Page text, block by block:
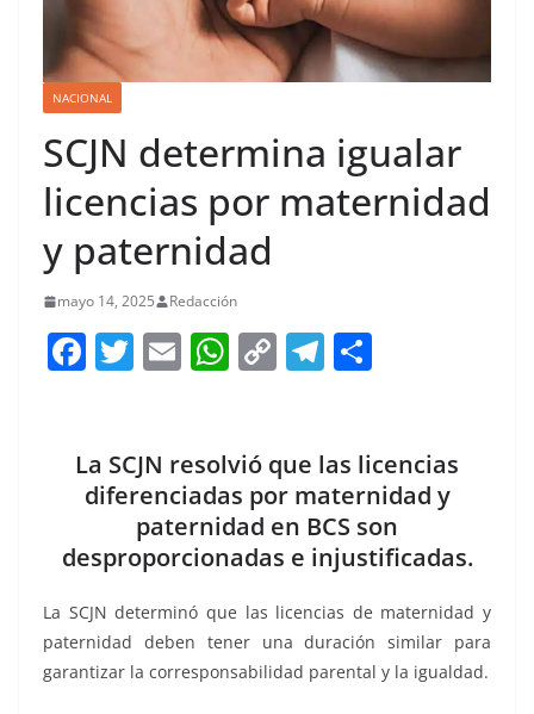
NACIONAL
SCJN determina igualar
licencias por maternidad
y paternidad
mayo 14, 2025 Redacción
F
e
b
o
o
k
T
er
E
l
W
s
A
p
p
C
y
Li
n
k
T
gr
a
m
e
La SCJN resolvió que las licencias
diferenciadas por maternidad y
paternidad en BCS son
desproporcionadas e injustificadas.
La SCJN determinó que las licencias de maternidad y
paternidad deben tener una duración similar para
garantizar la corresponsabilidad parental y la igualdad.